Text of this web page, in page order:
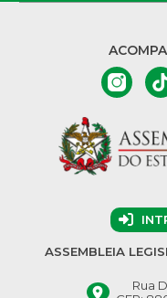
ASSEMBLEIA
Rua